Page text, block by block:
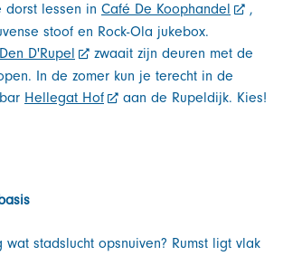
dorst lessen in Café De Koophandel
,
stoof en Rock-Ola jukebox.
D'Rupel
zwaait zijn deuren met de
In de zomer kun je terecht in de
Hellegat Hof aan de Rupeldijk. Kies!
stadslucht opsnuiven? Rumst ligt vlak